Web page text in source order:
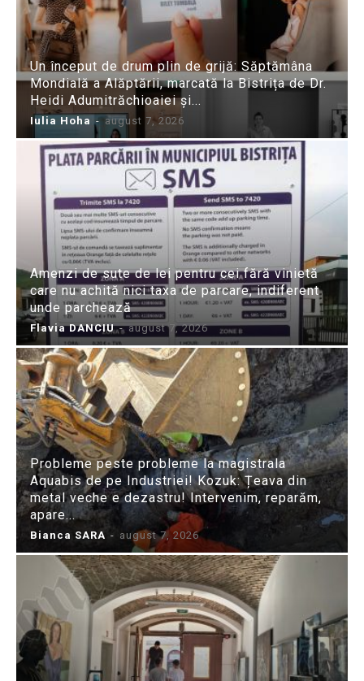
Un început de drum plin de grijă: Săptămâna
Mondială a Alăptării, marcată la Bistrița de Dr.
Heidi Adumitrăchioaiei și...
Iulia Hoha - august 7, 2026
Amenzi de sute de lei pentru cei fără vinietă
care nu achită nici taxa de parcare, indiferent
unde parchează
Flavia DANCIU - august 7, 2026
Probleme peste probleme la magistrala
Aquabis de pe Industriei! Kozuk: Țeava din
metal veche e dezastru! Intervenim, reparăm,
apare...
Bianca SARA - august 7, 2026